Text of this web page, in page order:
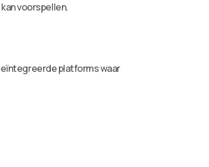
voorspellen.
platforms waar